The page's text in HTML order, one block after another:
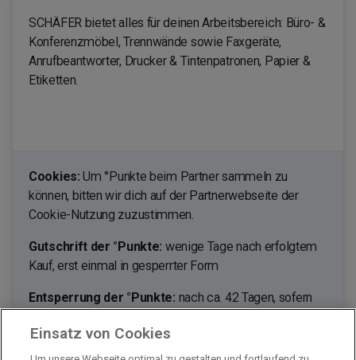
SCHÄFER bietet alles für deinen Arbeitsbereich: Büro- &
Konferenzmöbel, Trennwände sowie Faxgeräte,
Anrufbeantworter, Drucker & Tintenpatronen, Papier &
Etiketten.
Cookies:Um °Punkte beim Partner sammeln zu
können, bitten wir dich auf der Partnerwebseite der
Cookie-Nutzung zuzustimmen.
Gutschrift der °Punkte: wenige Tage nach erfolgtem
Kauf, erst einmal in gesperrter Form
Entsperrung der °Punkte: nach ca. 42 Tagen, sofern
Einsatz von Cookies